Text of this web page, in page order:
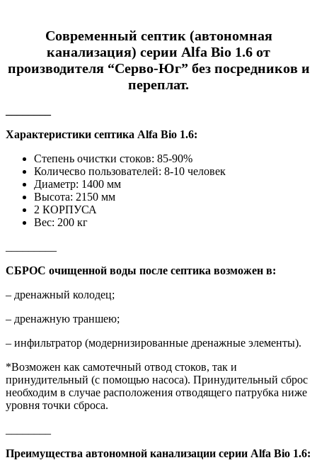
Современный септик (автономная
канализация) серии Alfa Bio 1.6 от
производителя “Серво-Юг” без посредников и
переплат.
Характеристики септика Alfa Bio 1.6:
Степень очистки стоков: 85-90%
Количесво пользователей: 8-10 человек
Диаметр: 1400 мм
Высота: 2150 мм
2 КОРПУСА
Вес: 200 кг
СБРОС очищенной воды после септика возможен в:
– дренажный колодец;
– дренажную траншею;
– инфильтратор (модернизированные дренажные элементы).
*Возможен как самотечный отвод стоков, так и
принудительный (с помощью насоса). Принудительный сброс
необходим в случае расположения отводящего патрубка ниже
уровня точки сброса.
Преимущества автономной канализации серии Alfa Bio 1.6: